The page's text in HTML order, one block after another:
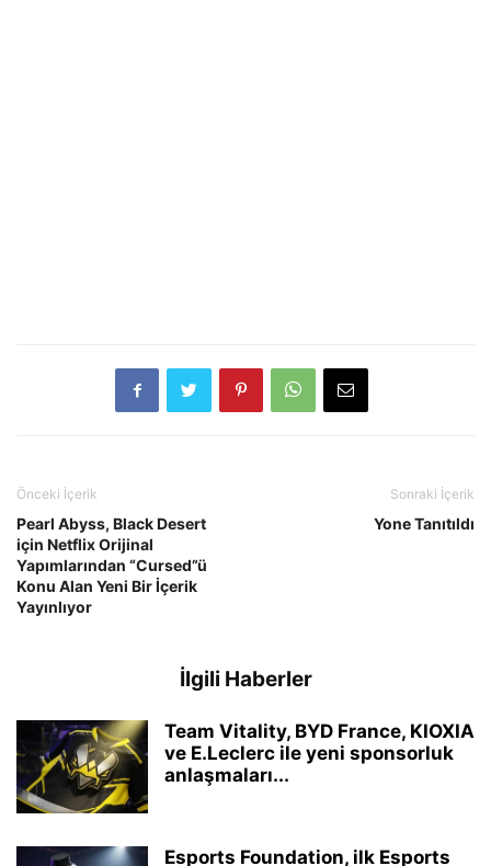
Önceki İçerik
Pearl Abyss, Black Desert
için Netflix Orijinal
Yapımlarından “Cursed”ü
Konu Alan Yeni Bir İçerik
Yayınlıyor
Sonraki İçerik
Yone Tanıtıldı
İlgili Haberler
Team Vitality, BYD France, KIOXIA
ve E.Leclerc ile yeni sponsorluk
anlaşmaları...
Esports Foundation, ilk Esports